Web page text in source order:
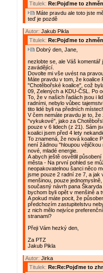
Titulek: Re:Pojďme to
Máte pravdu ale toto jste
teď je pozdě
Autor: Jakub Pikla
Titulek: Re:Pojďme to
Dobrý den, Jane,
nezlobte se, ale Váš
zavádějící.
Dovolte mi vše uvést na
Máte pravdu v tom, že koalice
"Chotěbořské koalice", což
09, Zelených a KDU-ČSL. Po
To, že v našich řadách jsou i
radními, nebylo vůbec
tito lidé byli na předních
V čem nemáte pravdu je to,
"vykukové", jako za
pouze v 6 lidech (z 21). Sám
koalici jsem před 4 lety
To znamená, že nová koalice
není žádnou "hloupou
nové, mladé energie.
A abych ještě osvětlil
města - Na první pohled se
neopakovatelnou šanci něco
jsme pouze 2 radní ze 7, a jak
menšinou, pouze
současný návrh pana
bychom byli opět v menšině a
A pokud máte pocit, že
předchozím zastupitelstvu
z nich mělo nejvíce
stranami?
Přeji Vám hezký den,
Za PTZ
Jakub Pikla
Autor: Jirka
Titulek: Re:Re:Pojďme to